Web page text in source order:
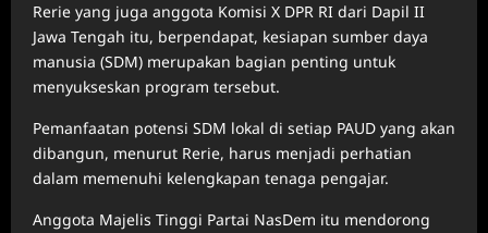
Rerie yang juga anggota Komisi X DPR RI dari Dapil II
Jawa Tengah itu, berpendapat, kesiapan sumber daya
manusia (SDM) merupakan bagian penting untuk
menyukseskan program tersebut.
Pemanfaatan potensi SDM lokal di setiap PAUD yang akan
dibangun, menurut Rerie, harus menjadi perhatian
dalam memenuhi kelengkapan tenaga pengajar.
Anggota Majelis Tinggi Partai NasDem itu mendorong